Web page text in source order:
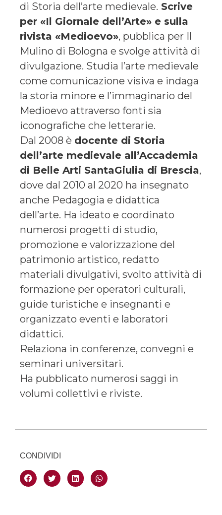
di Storia dell’arte medievale. Scrive
per «Il Giornale dell’Arte» e sulla
rivista «Medioevo», pubblica per Il
Mulino di Bologna e svolge attività di
divulgazione. Studia l’arte medievale
come comunicazione visiva e indaga
la storia minore e l’immaginario del
Medioevo attraverso fonti sia
iconografiche che letterarie.
Dal 2008 è docente di Storia
dell’arte medievale all’Accademia
di Belle Arti SantaGiulia di Brescia,
dove dal 2010 al 2020 ha insegnato
anche Pedagogia e didattica
dell’arte. Ha ideato e coordinato
numerosi progetti di studio,
promozione e valorizzazione del
patrimonio artistico, redatto
materiali divulgativi, svolto attività di
formazione per operatori culturali,
guide turistiche e insegnanti e
organizzato eventi e laboratori
didattici.
Relaziona in conferenze, convegni e
seminari universitari.
Ha pubblicato numerosi saggi in
volumi collettivi e riviste.
CONDIVIDI